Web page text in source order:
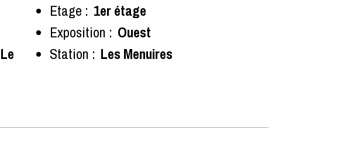
Le
Etage : 1er étage
Exposition : Ouest
Station : Les Menuires